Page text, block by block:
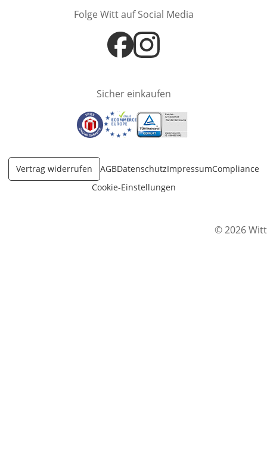
Folge Witt auf Social Media
Öffnet in neuem Fenster
Öffnet in neuem Fenster
Sicher einkaufen
Öffnet in neuem Fenster
Öffnet in neuem Fenster
Öffnet in neuem Fenster
Vertrag widerrufen AGBDatenschutzImpressumCompliance
Cookie-Einstellungen
© 2026 Witt